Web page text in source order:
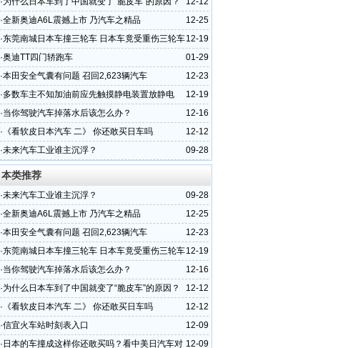
12-25
·全新奥迪A6L震撼上市 乃汽车之精品
12-19
·东莞南城日本车撞三轮车 日本车竟受重伤三轮车
受轻伤
01-29
·奥迪TT四门轿跑车
12-23
·本田安全气囊有问题 召回2,623辆汽车
12-19
·多数车主不知加油前应先触摸静电装置放静电
12-16
·当你驾驶汽车掉落水后该怎么办？
12-12
· 《看软皮日本汽车 二》 你还敢买日车吗
09-28
·未来汽车工业谁主沉浮？
本类推荐
09-28
·未来汽车工业谁主沉浮？
12-25
·全新奥迪A6L震撼上市 乃汽车之精品
12-23
·本田安全气囊有问题 召回2,623辆汽车
12-19
·东莞南城日本车撞三轮车 日本车竟受重伤三轮车
受轻伤
12-16
·当你驾驶汽车掉落水后该怎么办？
12-12
·为什么日本车到了中国就变了“脆皮车”的原因？
12-12
· 《看软皮日本汽车 二》 你还敢买日车吗
12-09
·信宜火车站时刻表入口
12-09
· 日本的车撞成这样你还敢买吗？看中美日汽车对